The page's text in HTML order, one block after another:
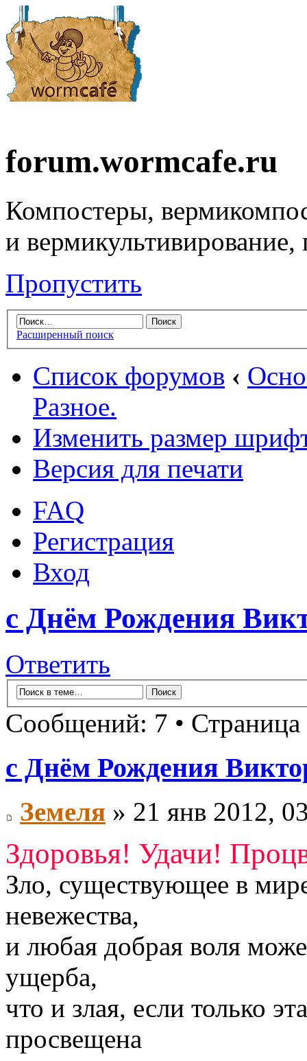
forum.wormcafe.ru
Компостеры,
и
Пропустить
Расширенный поиск
Список форумов ‹
Разное.
Изменить размер
Версия для печати
FAQ
Регистрация
Вход
с Днём Рождения
Ответить
Сообщений: 7 • Страница
с Днём Рождения
Земеля » 21 янв 2012,
Здоровья! Удачи!
Зло, существующее в
невежества,
и любая добрая воля
ущерба,
что и злая, если только
просвещена